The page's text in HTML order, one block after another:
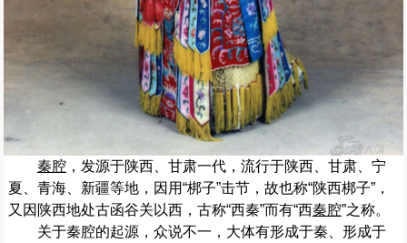
秦腔，发源于陕西、甘肃一代，流行于陕西、甘肃、宁
夏、青海、新疆等地，因用“梆子”击节，故也称“陕西梆子”，
又因陕西地处古函谷关以西，古称“西秦”而有“西秦腔”之称。
关于秦腔的起源，众说不一，大体有形成于秦、形成于